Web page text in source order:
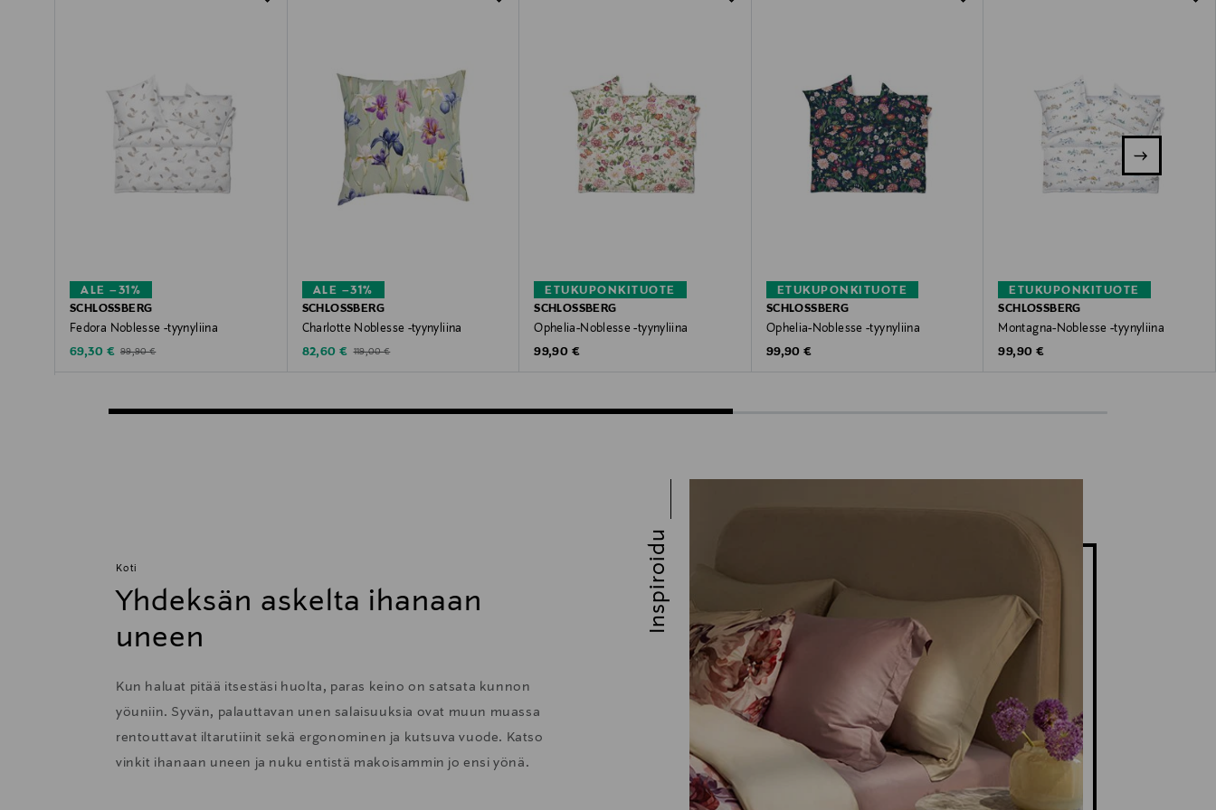
ALE –31%
SCHLOSSBERG
Fedora Noblesse -tyynyliina
Discounted Price
69,30 € Original Price
99,90 €
ALE –31%
SCHLOSSBERG
Charlotte Noblesse -tyynyliina
Discounted Price
82,60 € Original Price
119,00 €
ETUKUPONKITUOTE
SCHLOSSBERG
Ophelia-Noblesse -tyynyliina
Original Price
99,90 €
ETUKUPONKITUOTE
SCHLOSSBERG
Ophelia-Noblesse -tyynyliina
Original Price
99,90 €
ETUKUPONKITUOTE
SCHLOSSBERG
Montagna-Noblesse -tyynyliina
Original Price
99,90 €
Koti
Yhdeksän askelta ihanaan
uneen
Kun haluat pitää itsestäsi huolta, paras keino on satsata kunnon
yöuniin. Syvän, palauttavan unen salaisuuksia ovat muun muassa
rentouttavat iltarutiinit sekä ergonominen ja kutsuva vuode. Katso
vinkit ihanaan uneen ja nuku entistä makoisammin jo ensi yönä.
Inspiroidu